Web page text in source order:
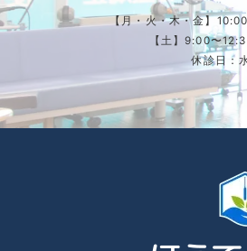
【月・火・木・金】
【土】9:00〜
休診日：